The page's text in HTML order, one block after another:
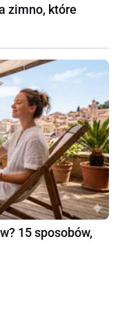
zimno, które
15 sposobów,